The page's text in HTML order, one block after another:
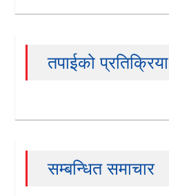
तपाईको प्रतिक्रिया
सम्बन्धित समाचार